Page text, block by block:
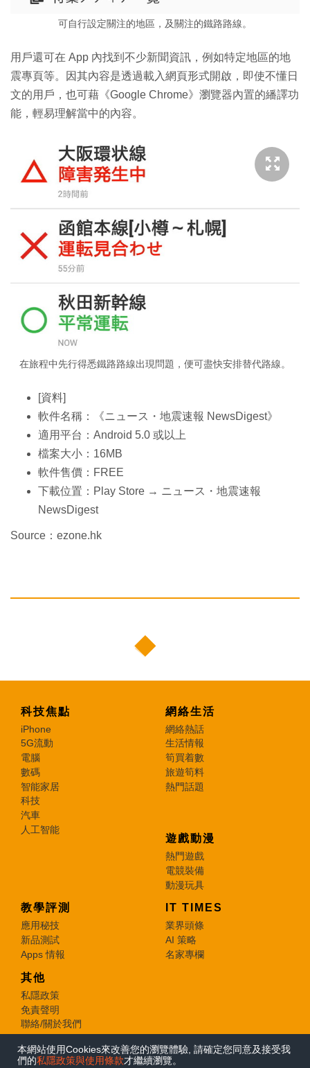
本網站使用Cookies來改善您的瀏覽體驗, 請確定您同意及接受我
們的私隱政策與使用條款才繼續瀏覽。
可自行設定關注的地區，及關注的鐵路路線。
用戶還可在 App 內找到不少新聞資訊，例如特定地區的地
震專頁等。因其內容是透過載入網頁形式開啟，即使不懂日
文的用戶，也可藉《Google Chrome》瀏覽器內置的繙譯功
能，輕易理解當中的內容。
在旅程中先行得悉鐵路路線出現問題，便可盡快安排替代路線。
[資料]
軟件名稱：《ニュース・地震速報 NewsDigest》
適用平台：Android 5.0 或以上
檔案大小：16MB
軟件售價：FREE
下載位置：Play Store → ニュース・地震速報
NewsDigest
Source：ezone.hk
科技焦點
iPhone
5G流動
電腦
數碼
智能家居
科技
汽車
人工智能
網絡生活
網絡熱話
生活情報
筍買着數
旅遊筍料
熱門話題
遊戲動漫
熱門遊戲
電競裝備
動漫玩具
教學評測
應用秘技
新品測試
Apps 情報
IT TIMES
業界頭條
AI 策略
名家專欄
其他
私隱政策
免責聲明
聯絡/關於我們
© 2026 e-zone. All Rights Reserved.